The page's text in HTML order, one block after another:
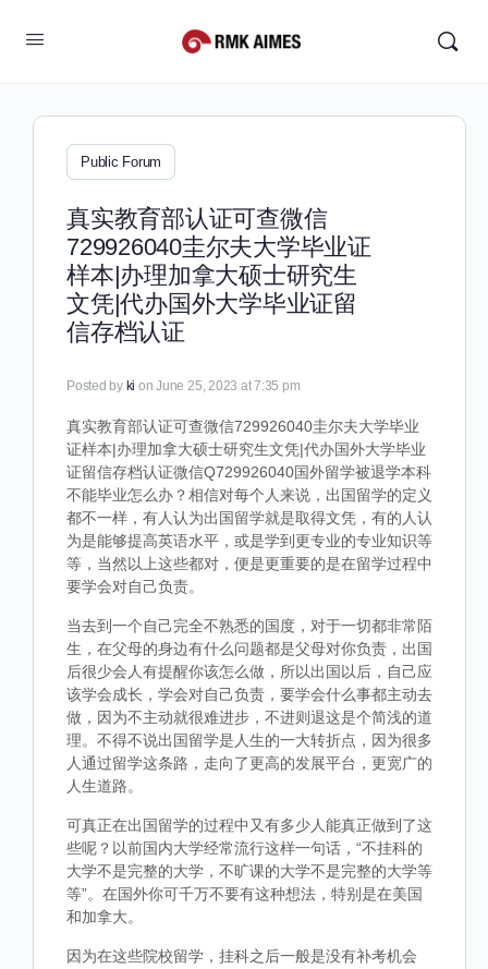
Public Forum
真实教育部认证可查微信
729926040圭尔夫大学毕业证
样本|办理加拿大硕士研究生
文凭|代办国外大学毕业证留
信存档认证
Posted by ki on June 25, 2023 at 7:35 pm
真实教育部认证可查微信729926040圭尔夫大学毕业
证样本|办理加拿大硕士研究生文凭|代办国外大学毕业
证留信存档认证微信Q729926040国外留学被退学本科
不能毕业怎么办？相信对每个人来说，出国留学的定义
都不一样，有人认为出国留学就是取得文凭，有的人认
为是能够提高英语水平，或是学到更专业的专业知识等
等，当然以上这些都对，便是更重要的是在留学过程中
要学会对自己负责。
当去到一个自己完全不熟悉的国度，对于一切都非常陌
生，在父母的身边有什么问题都是父母对你负责，出国
后很少会人有提醒你该怎么做，所以出国以后，自己应
该学会成长，学会对自己负责，要学会什么事都主动去
做，因为不主动就很难进步，不进则退这是个简浅的道
理。不得不说出国留学是人生的一大转折点，因为很多
人通过留学这条路，走向了更高的发展平台，更宽广的
人生道路。
可真正在出国留学的过程中又有多少人能真正做到了这
些呢？以前国内大学经常流行这样一句话，“不挂科的
大学不是完整的大学，不旷课的大学不是完整的大学等
等”。在国外你可千万不要有这种想法，特别是在美国
和加拿大。
因为在这些院校留学，挂科之后一般是没有补考机会